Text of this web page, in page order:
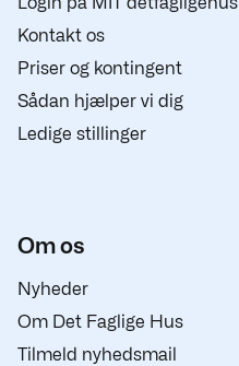
Kontakt os
Priser og kontingent
Sådan hjælper vi dig
Ledige stillinger
Om os
Nyheder
Om Det Faglige Hus
Tilmeld nyhedsmail